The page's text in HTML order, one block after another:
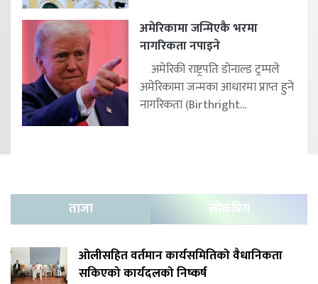
अमेरिकामा जन्मिएकै भरमा
नागरिकता नपाइने
अमेरिकी राष्ट्रपति डोनाल्ड ट्रम्पले
अमेरिकामा जन्मका आधारमा प्राप्त हुने
नागरिकता (Birthright...
ताजा लोकप्रिय
ओलीसहित वर्तमान कार्यसमितिको वैधानिकता
सकिएको कार्यदलको निष्कर्ष